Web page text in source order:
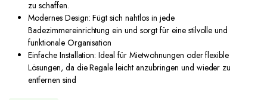
zu schaffen.
Modernes Design: Fügt sich nahtlos in jede
Badezimmereinrichtung ein und sorgt für eine stilvolle und
funktionale Organisation
Einfache Installation: Ideal für Mietwohnungen oder flexible
Lösungen, da die Regale leicht anzubringen und wieder zu
entfernen sind